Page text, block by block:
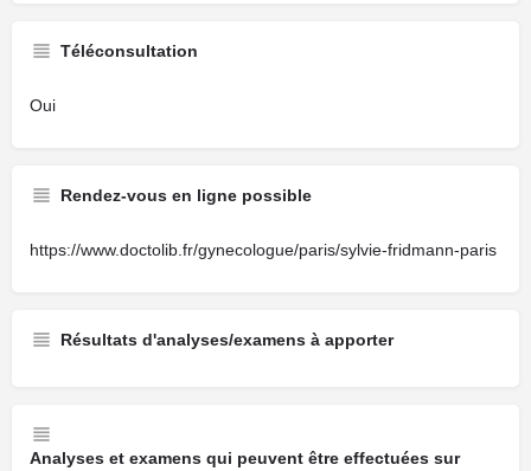
Téléconsultation
Oui
Rendez-vous en ligne possible
https://www.doctolib.fr/gynecologue/paris/sylvie-fridmann-paris
Résultats d'analyses/examens à apporter
Analyses et examens qui peuvent être effectuées sur